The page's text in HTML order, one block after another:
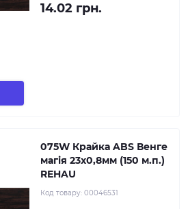
14.02 грн.
075W Крайка ABS Венге
магія 23х0,8мм (150 м.п.)
REHAU
Код товару: 00046531